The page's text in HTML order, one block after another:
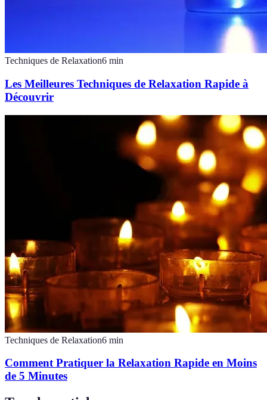
Techniques de Relaxation6 min
Les Meilleures Techniques de Relaxation Rapide à
Découvrir
Techniques de Relaxation6 min
Comment Pratiquer la Relaxation Rapide en Moins
de 5 Minutes